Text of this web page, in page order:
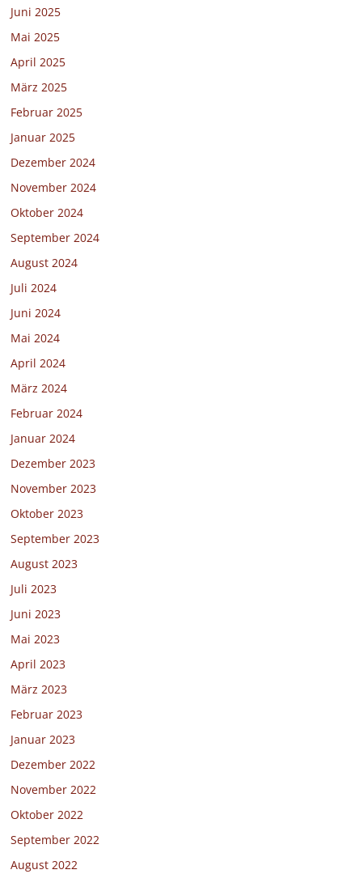
Juni 2025
Mai 2025
April 2025
März 2025
Februar 2025
Januar 2025
Dezember 2024
November 2024
Oktober 2024
September 2024
August 2024
Juli 2024
Juni 2024
Mai 2024
April 2024
März 2024
Februar 2024
Januar 2024
Dezember 2023
November 2023
Oktober 2023
September 2023
August 2023
Juli 2023
Juni 2023
Mai 2023
April 2023
März 2023
Februar 2023
Januar 2023
Dezember 2022
November 2022
Oktober 2022
September 2022
August 2022